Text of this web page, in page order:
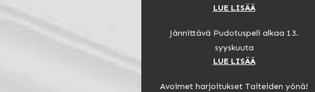
LUE LISÄÄ
Jännittävä Pudotuspeli alkaa 13.
syyskuuta
LUE LISÄÄ
Avoimet harjoitukset Taiteiden yönä!